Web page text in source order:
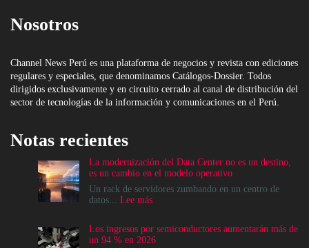
Nosotros
Channel News Perú es una plataforma de negocios y revista con ediciones
regulares y especiales, que denominamos Catálogos-Dossier. Todos
dirigidos exclusivamente y en circuito cerrado al canal de distribución del
sector de tecnologías de la información y comunicaciones en el Perú.
Notas recientes
La modernización del Data Center no es un destino,
es un cambio en el modelo operativo
Un rack de servidores zumbando en un centro de
datos... Lee más:
del
Data
Los ingresos por semiconductores aumentarán más de
un 94 % en 2026